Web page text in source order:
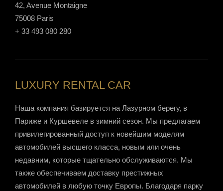
42, Avenue Montaigne
75008 Paris
+ 33 493 080 280
LUXURY RENTAL CAR
Наша компания базируется на Лазурном берегу, в
Париже и Куршевеле в зимний сезон. Мы предлагаем
привилегированный доступ к новейшим моделям
автомобилей высшего класса, новым или очень
недавним, которые тщательно обслуживаются. Мы
также обеспечиваем доставку престижных
автомобилей в любую точку Европы. Благодаря парку